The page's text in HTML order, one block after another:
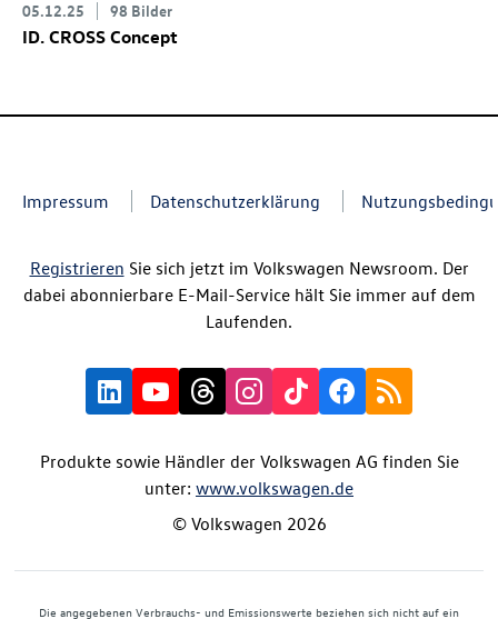
05.12.25 98 Bilder
ID. CROSS Concept
Impressum Datenschutzerklärung
Registrieren Sie sich jetzt im Volkswagen Newsroom. Der
dabei abonnierbare E-Mail-Service hält Sie immer auf dem
Laufenden.
Produkte sowie Händler der Volkswagen AG finden Sie
unter: www.volkswagen.de
© Volkswagen 2026
Die angegebenen Verbrauchs- und Emissionswerte beziehen sich nicht auf ein